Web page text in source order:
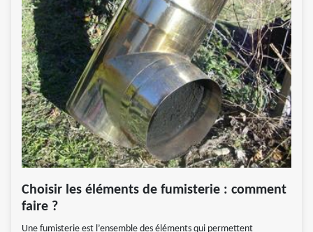
Choisir les éléments de fumisterie : comment
faire ?
Une fumisterie est l’ensemble des éléments qui permettent